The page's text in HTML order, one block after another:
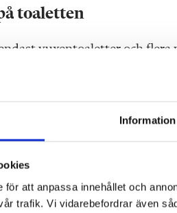
Information
för att anpassa innehållet och
trafik. Vi vidarebefordrar även
toaletten
vuxentoaletter och
och det handlar om
och tillägger att hon som
en diskbänk ska vara.